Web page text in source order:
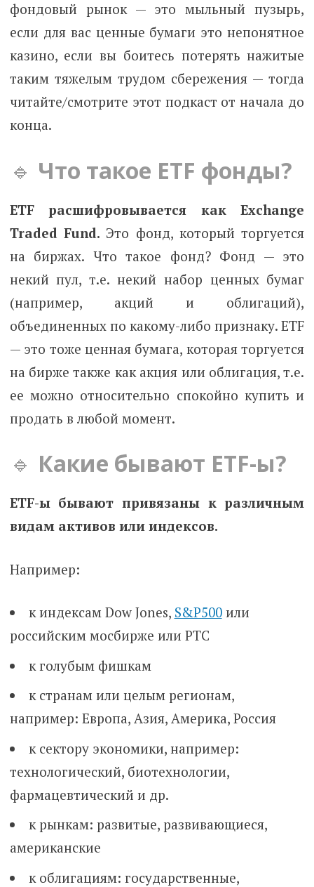
фондовый рынок — это мыльный пузырь,
если для вас ценные бумаги это непонятное
казино, если вы боитесь потерять нажитые
таким тяжелым трудом сбережения — тогда
читайте/смотрите этот подкаст от начала до
конца.
🔹 Что такое ETF фонды?
ETF расшифровывается как Exchange
Traded Fund. Это фонд, который торгуется
на биржах. Что такое фонд? Фонд — это
некий пул, т.е. некий набор ценных бумаг
(например, акций и облигаций),
объединенных по какому-либо признаку. ETF
— это тоже ценная бумага, которая торгуется
на бирже также как акция или облигация, т.е.
ее можно относительно спокойно купить и
продать в любой момент.
🔹 Какие бывают ETF-ы?
ETF-ы бывают привязаны к различным
видам активов или индексов.
Например:
к индексам Dow Jones, S&P500или
российским мосбирже или РТС
к голубым фишкам
к странам или целым регионам,
например: Европа, Азия, Америка, Россия
к сектору экономики, например:
технологический, биотехнологии,
фармацевтический и др.
к рынкам: развитые, развивающиеся,
американские
к облигациям: государственные,